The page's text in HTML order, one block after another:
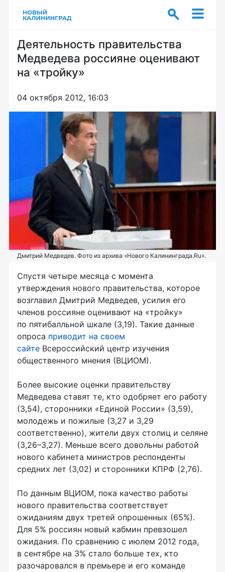
Деятельность правительства
Медведева россияне оценивают
на «тройку»
04 октября 2012, 16:03
Дмитрий Медведев. Фото из архива «Нового Калининграда.Ru».
Спустя четыре месяца с момента
утверждения нового правительства, которое
возглавил Дмитрий Медведев, усилия его
членов россияне оценивают на «тройку»
по пятибалльной шкале (3,19). Такие данные
опроса приводит на своем
сайте Всероссийский центр изучения
общественного мнения (ВЦИОМ).
Более высокие оценки правительству
Медведева ставят те, кто одобряет его работу
(3,54), сторонники «Единой России» (3,59),
молодежь и пожилые (3,27 и 3,29
соответственно), жители двух столиц и селяне
(3,26–3,27). Меньше всего довольны работой
нового кабинета министров респонденты
средних лет (3,02) и сторонники КПРФ (2,76).
По данным ВЦИОМ, пока качество работы
нового правительства соответствует
ожиданиям двух третей опрошенных (65%).
Для 5% россиян новый кабмин превзошел
ожидания. По сравнению с июлем 2012 года,
в сентябре на 3% стало больше тех, кто
разочаровался в премьере и его команде